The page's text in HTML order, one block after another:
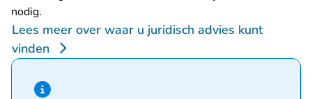
nodig.
Lees meer over waar u juridisch advies kunt
vinden
Hint van type informatie